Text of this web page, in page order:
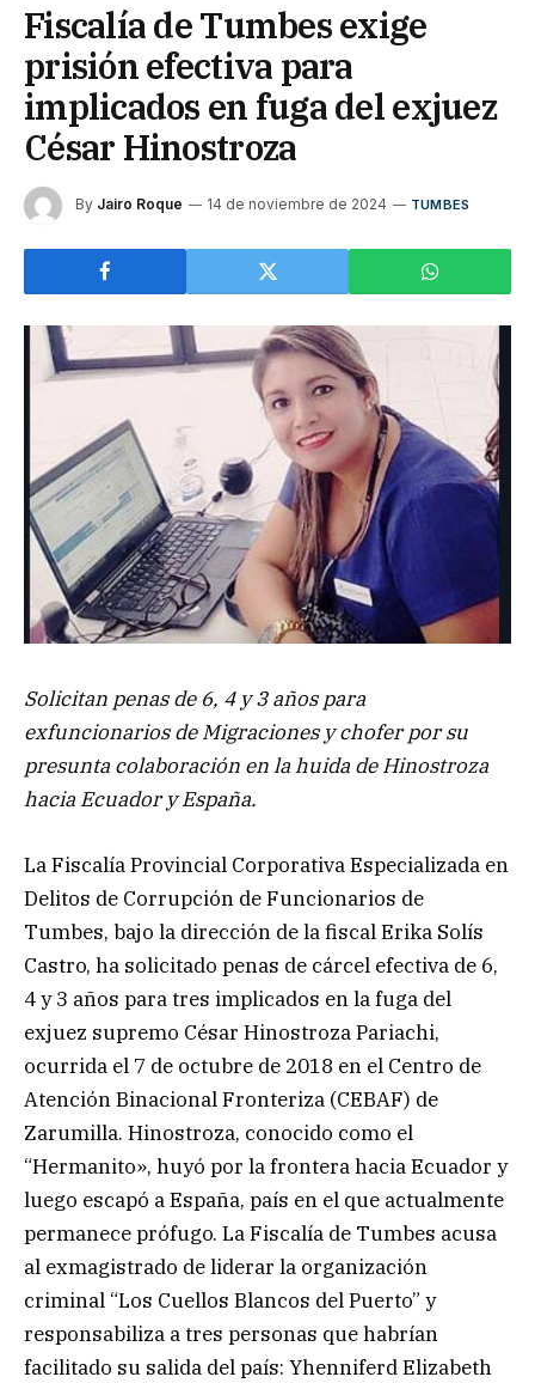
Fiscalía de Tumbes exige
prisión efectiva para
implicados en fuga del exjuez
César Hinostroza
By Jairo Roque 14 de noviembre de 2024 TUMBES
Solicitan penas de 6, 4 y 3 años para
exfuncionarios de Migraciones y chofer por su
presunta colaboración en la huida de Hinostroza
hacia Ecuador y España.
La Fiscalía Provincial Corporativa Especializada en
Delitos de Corrupción de Funcionarios de
Tumbes, bajo la dirección de la fiscal Erika Solís
Castro, ha solicitado penas de cárcel efectiva de 6,
4 y 3 años para tres implicados en la fuga del
exjuez supremo César Hinostroza Pariachi,
ocurrida el 7 de octubre de 2018 en el Centro de
Atención Binacional Fronteriza (CEBAF) de
Zarumilla. Hinostroza, conocido como el
“Hermanito», huyó por la frontera hacia Ecuador y
luego escapó a España, país en el que actualmente
permanece prófugo. La Fiscalía de Tumbes acusa
al exmagistrado de liderar la organización
criminal “Los Cuellos Blancos del Puerto” y
responsabiliza a tres personas que habrían
facilitado su salida del país: Yhenniferd Elizabeth